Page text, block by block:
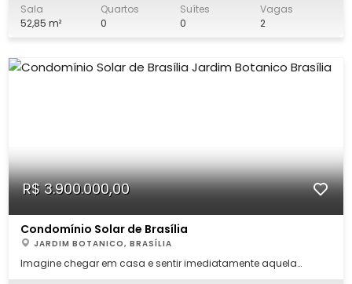
empresas que buscam credibilidade, segurança e uma
estrutura corporativa diferenciada. O Parque Brasília, da Paulo
Sala
52,85 m²
Quartos
0
Suítes
0
Vagas
2
R$ 3.900.000,00
Condomínio Solar de Brasília
JARDIM BOTANICO, BRASÍLIA
Imagine chegar em casa e sentir imediatamente aquela